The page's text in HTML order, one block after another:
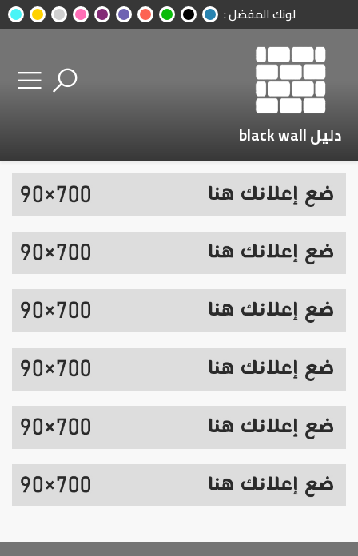
لونك المفضل :
دليل black wall